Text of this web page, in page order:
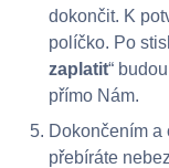
dokončit. K
políčko. Po
zaplatit“
přímo Nám.
Dokončením a
přebíráte